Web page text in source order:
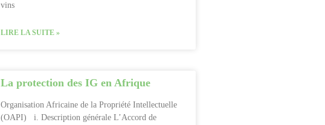
vins
LIRE LA SUITE »
La protection des IG en Afrique
Organisation Africaine de la Propriété Intellectuelle
(OAPI) i. Description générale L’Accord de